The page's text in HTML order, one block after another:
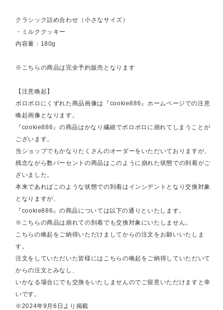
クラシック詰め合わせ（小さなサイズ）
・ミルククッキー
内容量：180g
※こちらの商品は完全予約販売となります
【注意喚起】
ボロボロにくずれた商品画像は『cookie886』ホームページでの注意
喚起画像となります。
『cookie886』の商品はかなり繊細でボロボロに崩れてしまうことが
ございます。
当ショップでもかなりたくさんのオーダーをいただいておりますが、
残念ながら数パーセントの商品はこのように崩れた状態での到着がご
ざいました。
本来であればこのような状態での到着はインシデントとなり交換対象
となりますが、
『cookie886』の商品については以下の通りといたします。
※こちらの商品は崩れての到着でも交換対象にいたしません。
こちらの喚起をご納得いただけましてからの注文をお願いいたしま
す。
注文をしていただいた皆様にはこちらの喚起をご納得していただいて
からの注文とみなし、
いかなる場合にでも交換をいたしませんのでご留意いただけますと幸
いです。
※2024年9月6日より掲載